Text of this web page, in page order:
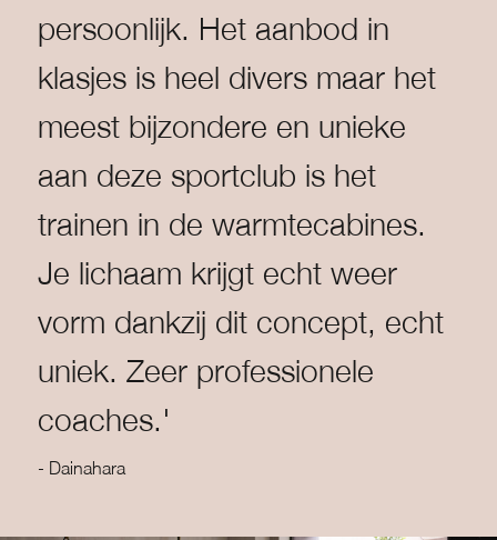
persoonlijk. Het aanbod in
klasjes is heel divers maar het
meest bijzondere en unieke
aan deze sportclub is het
trainen in de warmtecabines.
Je lichaam krijgt echt weer
vorm dankzij dit concept, echt
uniek. Zeer professionele
coaches.'
- Dainahara